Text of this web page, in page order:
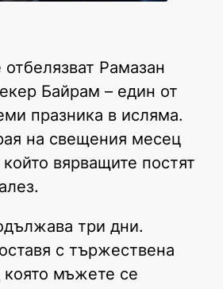
Рамазан
Байрам – един от
празника в исляма.
на свещения месец
вярващите постят
три дни.
с тържествена
мъжете се